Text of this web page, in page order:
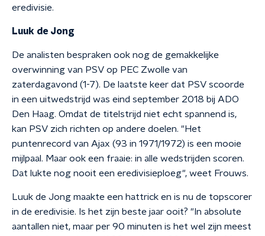
eredivisie.
Luuk de Jong
De analisten bespraken ook nog de gemakkelijke
overwinning van PSV op PEC Zwolle van
zaterdagavond (1-7). De laatste keer dat PSV scoorde
in een uitwedstrijd was eind september 2018 bij ADO
Den Haag. Omdat de titelstrijd niet echt spannend is,
kan PSV zich richten op andere doelen. "Het
puntenrecord van Ajax (93 in 1971/1972) is een mooie
mijlpaal. Maar ook een fraaie: in alle wedstrijden scoren.
Dat lukte nog nooit een eredivisieploeg", weet Frouws.
Luuk de Jong maakte een hattrick en is nu de topscorer
in de eredivisie. Is het zijn beste jaar ooit? "In absolute
aantallen niet, maar per 90 minuten is het wel zijn meest